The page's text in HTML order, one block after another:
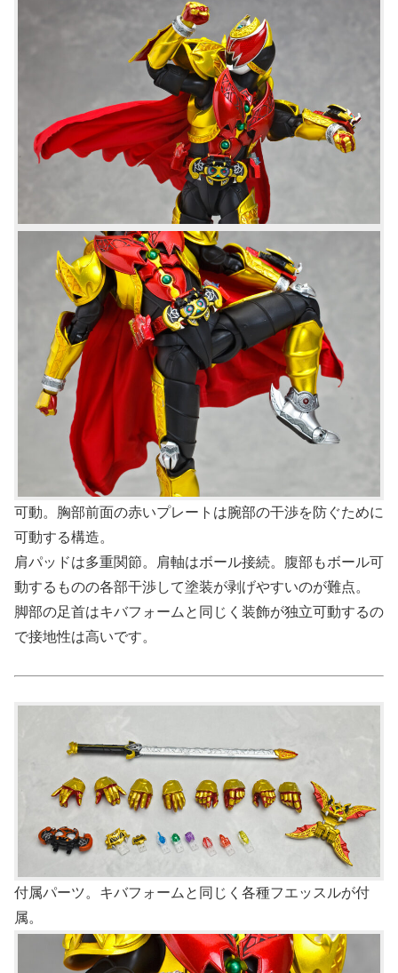
可動。胸部前面の赤いプレートは腕部の干渉を防ぐために
可動する構造。
肩パッドは多重関節。肩軸はボール接続。腹部もボール可
動するものの各部干渉して塗装が剥げやすいのが難点。
脚部の足首はキバフォームと同じく装飾が独立可動するの
で接地性は高いです。
付属パーツ。キバフォームと同じく各種フエッスルが付
属。